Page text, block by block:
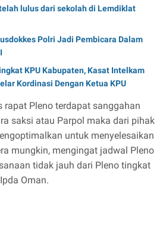
lulus dari sekolah di Lemdiklat
Polri Jadi Pembicara Dalam
KPU Kabupaten, Kasat Intelkam
Kordinasi Dengan Ketua KPU
rapat Pleno terdapat sanggahan
saksi atau Parpol maka dari pihak
untuk menyelesaikan
mungkin, mengingat jadwal Pleno
tidak jauh dari Pleno tingkat
Oman.